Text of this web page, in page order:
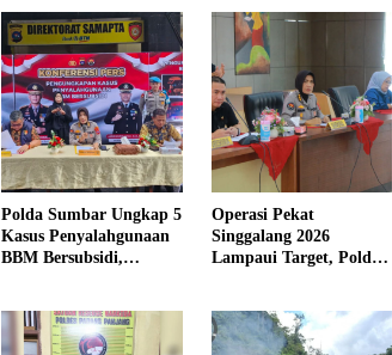
Polda Sumbar Ungkap 5
Kasus Penyalahgunaan
BBM Bersubsidi,
Bio Solar
Operasi Pekat
Singgalang 2026
Lampaui Target, Polda
Kriminal